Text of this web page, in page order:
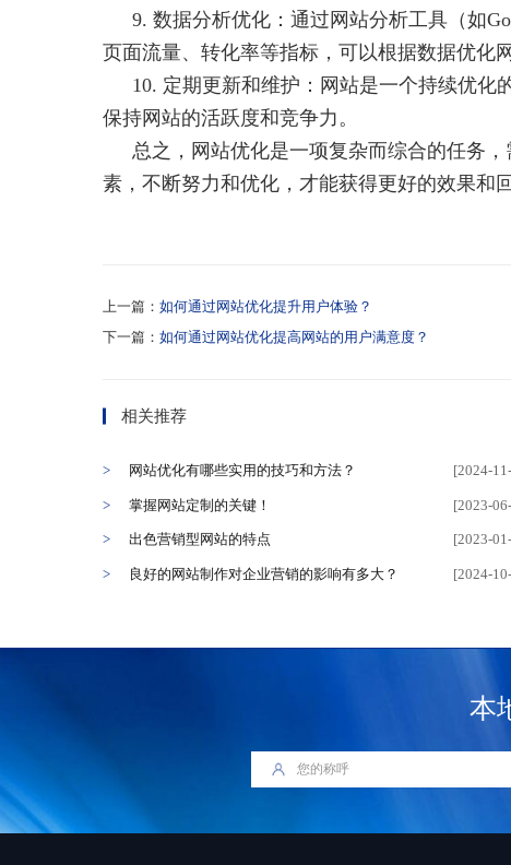
9. 数据分析优化：通过网站分析工具（如
页面流量、转化率等指标，可以根据数据优化
10. 定期更新和维护：网站是一个持续优化
保持网站的活跃度和竞争力。
总之，网站优化是一项复杂而综合的任务
素，不断努力和优化，才能获得更好的效果和回
上一篇：如何通过网站优化提升用户体验？
下一篇：如何通过网站优化提高网站的用户满意度？
相关推荐
网站优化有哪些实用的技巧和方法？ [2024-
掌握网站定制的关键！ [2023-
出色营销型网站的特点 [2023-
良好的网站制作对企业营销的影响有多大？ [2024-
本